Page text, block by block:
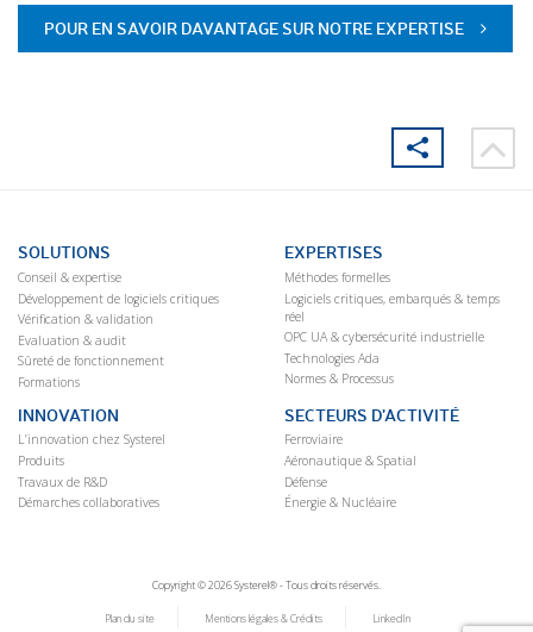
POUR EN SAVOIR DAVANTAGE SUR NOTRE EXPERTISE
SOLUTIONS
Conseil & expertise
Développement de logiciels critiques
Vérification & validation
Evaluation & audit
Sûreté de fonctionnement
Formations
EXPERTISES
Méthodes formelles
Logiciels critiques, embarqués & temps
réel
OPC UA & cybersécurité industrielle
Technologies Ada
Normes & Processus
INNOVATION
L’innovation chez Systerel
Produits
Travaux de R&D
Démarches collaboratives
SECTEURS D’ACTIVITÉ
Ferroviaire
Aéronautique & Spatial
Défense
Énergie & Nucléaire
Copyright © 2026 Systerel® - Tous droits réservés.
Plan du site Mentions légales & Crédits LinkedIn